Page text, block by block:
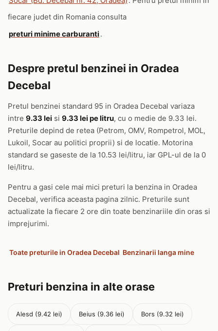
fiecare judet din Romania consulta
preturi minime carburanti.
Despre pretul benzinei in Oradea
Decebal
Pretul benzinei standard 95 in Oradea Decebal variaza
intre 9.33 lei si 9.33 lei pe litru, cu o medie de 9.33 lei.
Preturile depind de retea (Petrom, OMV, Rompetrol, MOL,
Lukoil, Socar au politici proprii) si de locatie. Motorina
standard se gaseste de la 10.53 lei/litru, iar GPL-ul de la 0
lei/litru.
Pentru a gasi cele mai mici preturi la benzina in Oradea
Decebal, verifica aceasta pagina zilnic. Preturile sunt
actualizate la fiecare 2 ore din toate benzinariile din oras si
imprejurimi.
Toate preturile in Oradea Decebal Benzinarii langa mine
Preturi benzina in alte orase
Alesd (9.42 lei) Beius (9.36 lei) Bors (9.32 lei)